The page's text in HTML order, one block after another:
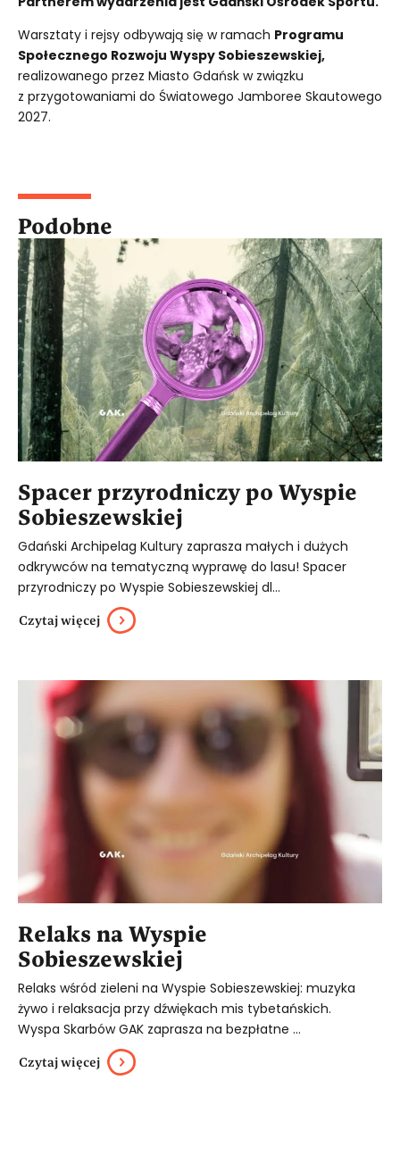
Warsztaty i rejsy odbywają się w ramach Programu
Społecznego Rozwoju Wyspy Sobieszewskiej,
realizowanego przez Miasto Gdańsk w związku
z przygotowaniami do Światowego Jamboree Skautowego
2027.
Podobne
Spacer przyrodniczy po Wyspie
Sobieszewskiej
Gdański Archipelag Kultury zaprasza małych i dużych
odkrywców na tematyczną wyprawę do lasu! Spacer
przyrodniczy po Wyspie Sobieszewskiej dl...
Czytaj więcej
Relaks na Wyspie
Sobieszewskiej
Relaks wśród zieleni na Wyspie Sobieszewskiej: muzyka
żywo i relaksacja przy dźwiękach mis tybetańskich.
Wyspa Skarbów GAK zaprasza na bezpłatne ...
Czytaj więcej